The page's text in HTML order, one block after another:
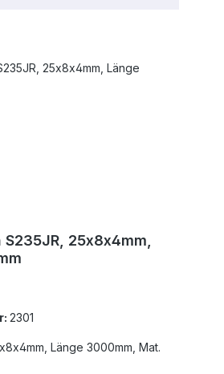
25x8x4mm,
2301
Länge 3000mm, Mat.